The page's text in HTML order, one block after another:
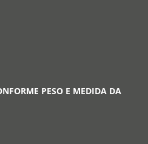
PESO E MEDIDA DA